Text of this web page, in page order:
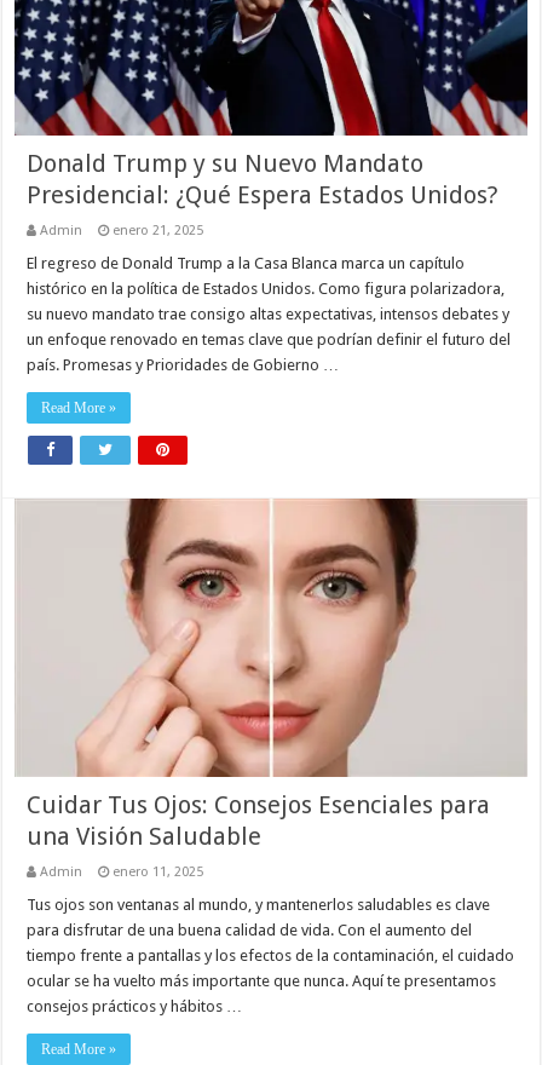
Donald Trump y su Nuevo Mandato
Presidencial: ¿Qué Espera Estados Unidos?
Admin enero 21, 2025
El regreso de Donald Trump a la Casa Blanca marca un capítulo
histórico en la política de Estados Unidos. Como figura polarizadora,
su nuevo mandato trae consigo altas expectativas, intensos debates y
un enfoque renovado en temas clave que podrían definir el futuro del
país. Promesas y Prioridades de Gobierno …
Read More »
Cuidar Tus Ojos: Consejos Esenciales para
una Visión Saludable
Admin enero 11, 2025
Tus ojos son ventanas al mundo, y mantenerlos saludables es clave
para disfrutar de una buena calidad de vida. Con el aumento del
tiempo frente a pantallas y los efectos de la contaminación, el cuidado
ocular se ha vuelto más importante que nunca. Aquí te presentamos
consejos prácticos y hábitos …
Read More »